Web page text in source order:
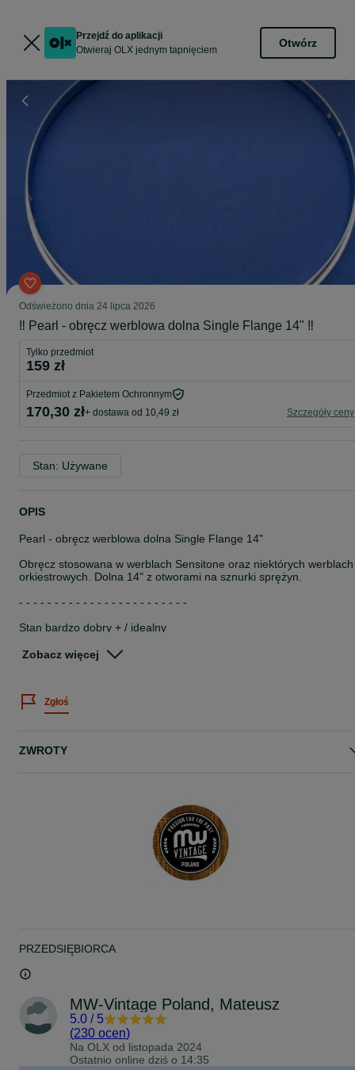
Przejdź do aplikacji
Otwieraj OLX jednym tapnięciem
Otwórz
Odświeżono dnia 24 lipca 2026
‼️ Pearl - obręcz werblowa dolna Single Flange 14" ‼️
Tylko przedmiot
159 zł
Przedmiot z Pakietem Ochronnym
170,30 zł+ dostawa od 10,49 zł Szczegóły ceny
Stan: Używane
OPIS
Pearl - obręcz werblowa dolna Single Flange 14"
Obręcz stosowana w werblach Sensitone oraz niektórych werblach
orkiestrowych. Dolna 14" z otworami na sznurki sprężyn.
- - - - - - - - - - - - - - - - - - - - - - - -
Stan bardzo dobry + / idealny
- - - - - - - - - - - - - - - - - - - - - - - -
Zapraszam :)
www.facebook.com/mwvintagepoland/
Zobacz więcej
Zgłoś
ZWROTY
PRZEDSIĘBIORCA
MW-Vintage Poland, Mateusz
5.0 / 5
(230 ocen)
Na OLX od listopada 2024
Ostatnio online dziś o 14:35